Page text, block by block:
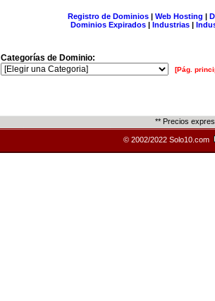
Registro de Dominios| Web Hosting |
Dominios Expirados | Industrias |
Categorías de Dominio:
[Pág.
** Precios
© 2002/2022 Solo10.com